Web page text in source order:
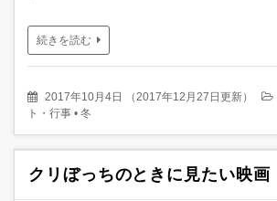
続きを読む
2017年10月4日 （2017年12月27日更新）
ト・行事 • 冬
クリぼっちのときに見たい映画